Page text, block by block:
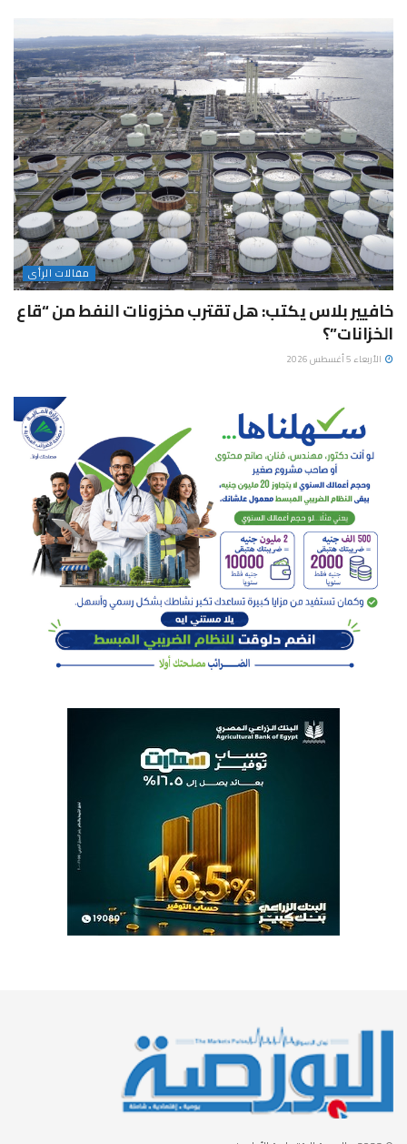
مقالات الرأى
خافيير بلاس يكتب: هل تقترب مخزونات النفط من “قاع
الخزانات”؟
الأربعاء 5 أغسطس 2026